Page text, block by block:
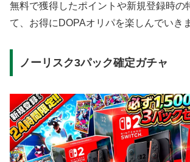
無料で獲得したポイントや新規登録時の
て、お得にDOPAオリパを楽しんでいき
ノーリスク3パック確定ガチャ